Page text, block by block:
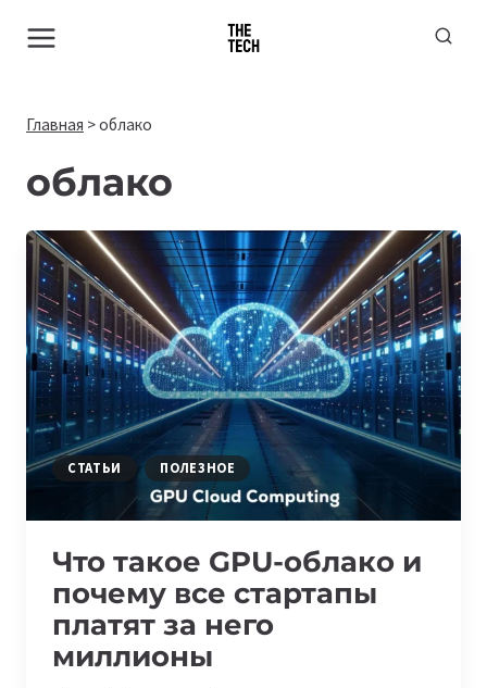
Главная >облако
облако
СТАТЬИ ПОЛЕЗНОЕ
Что такое GPU-облако и
почему все стартапы
платят за него
миллионы